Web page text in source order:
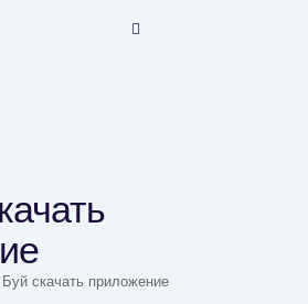
Буй скачать приложение